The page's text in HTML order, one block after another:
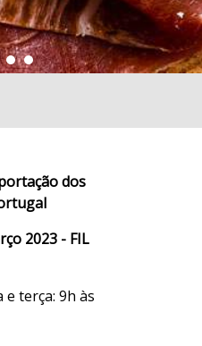
dos
2023 - FIL
terça: 9h às